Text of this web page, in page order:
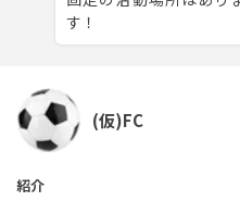
す！
(仮)FC
紹介